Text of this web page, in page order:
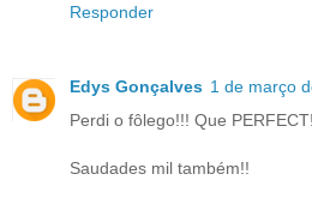
Responder
Edys Gonçalves 1 de março
Perdi o fôlego!!! Que
Saudades mil também!!